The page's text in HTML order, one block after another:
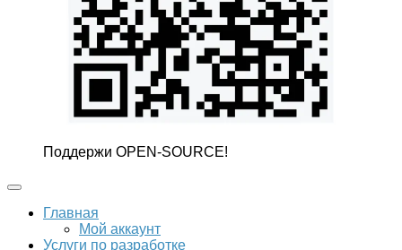
Поддержи OPEN-SOURCE!
Главная
Мой аккаунт
Услуги по разработке